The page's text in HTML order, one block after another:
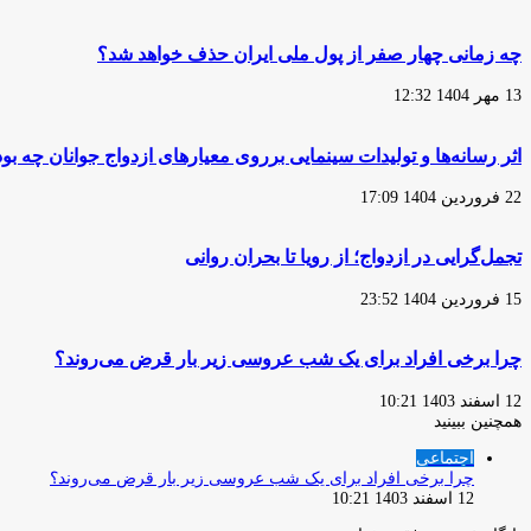
چه زمانی چهار صفر از پول ملی ایران حذف خواهد شد؟
13 مهر 1404 12:32
اثر رسانه‌ها و تولیدات سینمایی برروی معیارهای ازدواج جوانان چه
22 فروردین 1404 17:09
تجمل‌گرایی در ازدواج؛ از رویا تا بحران روانی
15 فروردین 1404 23:52
چرا برخی افراد برای یک شب عروسی زیر بار قرض می‌روند؟
12 اسفند 1403 10:21
همچنین ببینید
اجتماعی
چرا برخی افراد برای یک شب عروسی زیر بار قرض می‌روند؟
12 اسفند 1403 10:21